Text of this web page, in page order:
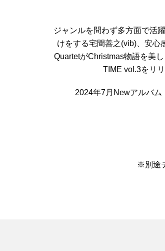
ジャンルを問わず多方面で活
けをする宅間善之(vib)、安心
QuartetがChristmas物語を美
TIME vol.3をリ
2024年7月Newアルバム
※別途